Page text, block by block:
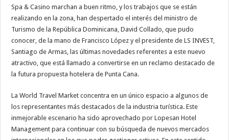
Spa & Casino marchan a buen ritmo, y los trabajos que se están
realizando en la zona, han despertado el interés del ministro de
Turismo de la República Dominicana, David Collado, que pudo
conocer, de la mano de Francisco López y el presidente de LS INVEST,
Santiago de Armas, las últimas novedades referentes a este nuevo
atractivo, que está llamado a convertirse en un reclamo destacado de
la futura propuesta hotelera de Punta Cana.
La World Travel Market concentra en un único espacio a algunos de
los representantes más destacados de la industria turística. Este
inmejorable escenario ha sido aprovechado por Lopesan Hotel
Management para continuar con su búsqueda de nuevos mercados